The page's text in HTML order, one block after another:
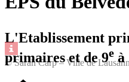
© Sarah Carp – Ville de
L'Etablissement
primaires et de 9eà